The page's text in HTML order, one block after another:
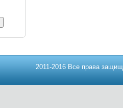
2011-2016 Все права